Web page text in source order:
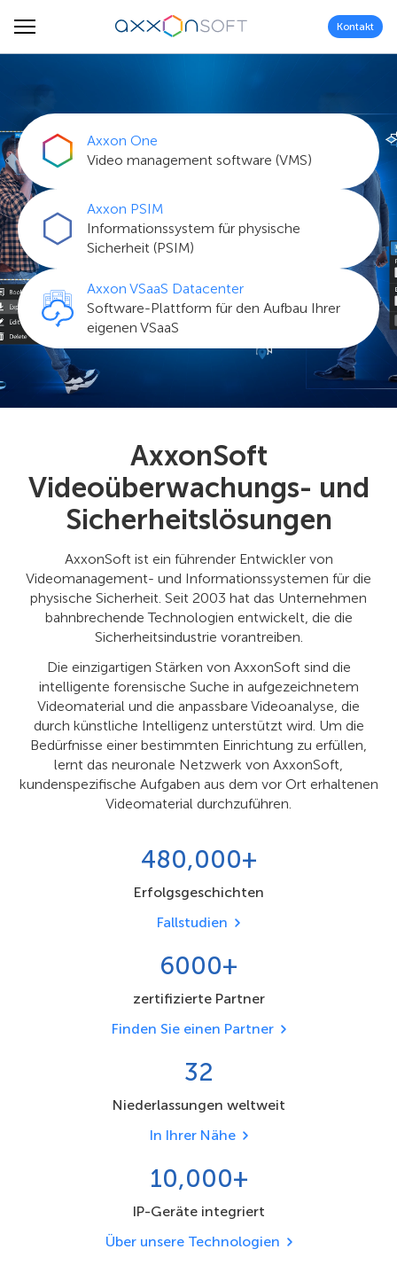
Kontakt
Axxon One
Video management software (VMS)
Axxon PSIM
Informationssystem für physische
Sicherheit (PSIM)
Axxon VSaaS Datacenter
Software-Plattform für den Aufbau Ihrer
eigenen VSaaS
AxxonSoft
Videoüberwachungs- und
Sicherheitslösungen
AxxonSoft ist ein führender Entwickler von
Videomanagement- und Informationssystemen für die
physische Sicherheit. Seit 2003 hat das Unternehmen
bahnbrechende Technologien entwickelt, die die
Sicherheitsindustrie vorantreiben.
Die einzigartigen Stärken von AxxonSoft sind die
intelligente forensische Suche in aufgezeichnetem
Videomaterial und die anpassbare Videoanalyse, die
durch künstliche Intelligenz unterstützt wird. Um die
Bedürfnisse einer bestimmten Einrichtung zu erfüllen,
lernt das neuronale Netzwerk von AxxonSoft,
kundenspezifische Aufgaben aus dem vor Ort erhaltenen
Videomaterial durchzuführen.
480,000+
Erfolgsgeschichten
Fallstudien
6000+
zertifizierte Partner
Finden Sie einen Partner
32
Niederlassungen weltweit
In Ihrer Nähe
10,000+
IP-Geräte integriert
Über unsere Technologien